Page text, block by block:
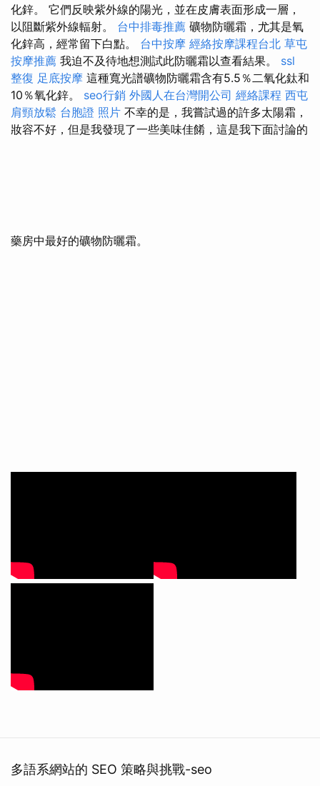
化鋅。 它們反映紫外線的陽光，並在皮膚表面形成一層，
以阻斷紫外線輻射。 台中排毒推薦 礦物防曬霜，尤其是氧
化鋅高，經常留下白點。 台中按摩 經絡按摩課程台北 草屯
按摩推薦 我迫不及待地想測試此防曬霜以查看結果。 ssl
整復 足底按摩 這種寬光譜礦物防曬霜含有5.5％二氧化鈦和
10％氧化鋅。 seo行銷 外國人在台灣開公司 經絡課程 西屯
肩頸放鬆 台胞證 照片 不幸的是，我嘗試過的許多太陽霜，
妝容不好，但是我發現了一些美味佳餚，這是我下面討論的
藥房中最好的礦物防曬霜。
多語系網站的 SEO 策略與挑戰-seo